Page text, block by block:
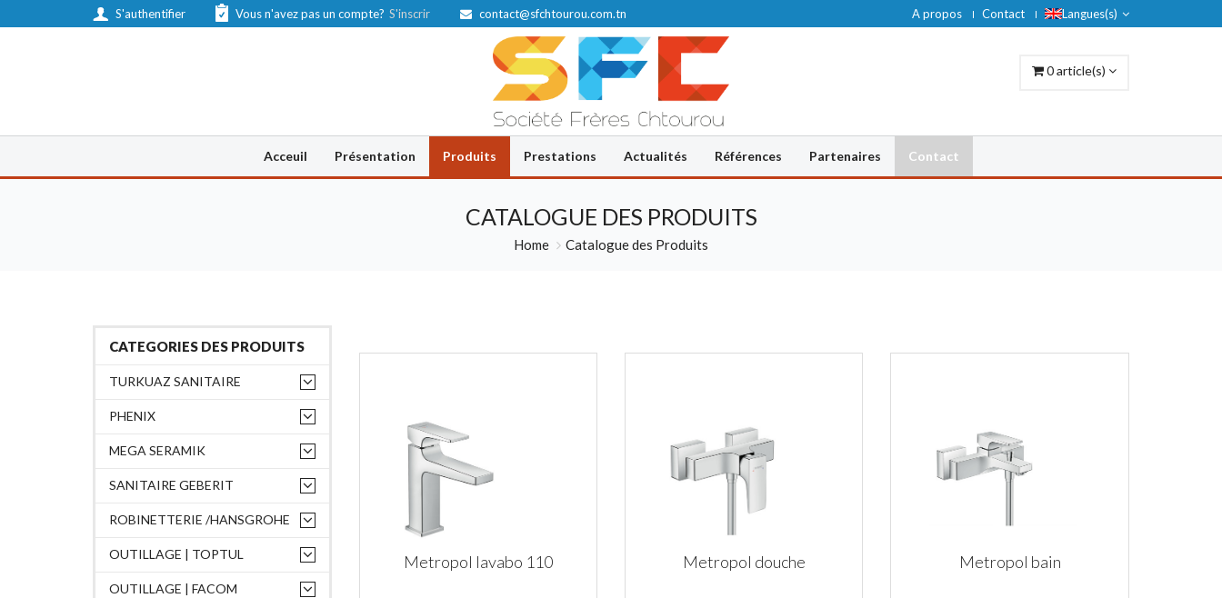
S'authentifier Vous n'avez pas un compte? S'inscrir contact@sfchtourou.com.tn A propos Contact Langues(s)
0article(s)
Acceuil Présentation Produits Prestations Actualités Références Partenaires Contact
CATALOGUE DES PRODUITS
Home Catalogue des Produits
CATEGORIES DES PRODUITS
TURKUAZ SANITAIRE
PHENIX
MEGA SERAMIK
SANITAIRE GEBERIT
ROBINETTERIE /HANSGROHE
OUTILLAGE | TOPTUL
OUTILLAGE | FACOM
Metropol lavabo 110 Metropol douche Metropol bain